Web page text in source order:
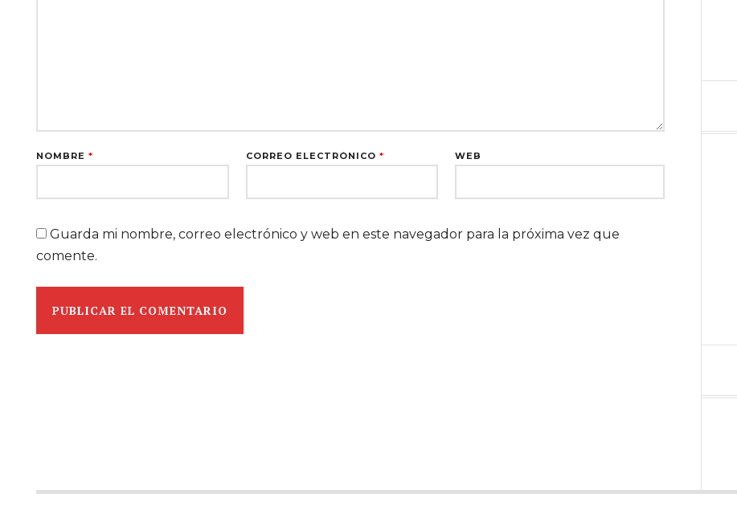
NOMBRE * CORREO ELECTRÓNICO * WEB
Guarda mi nombre, correo electrónico y web en este navegador para la próxima vez que
comente.